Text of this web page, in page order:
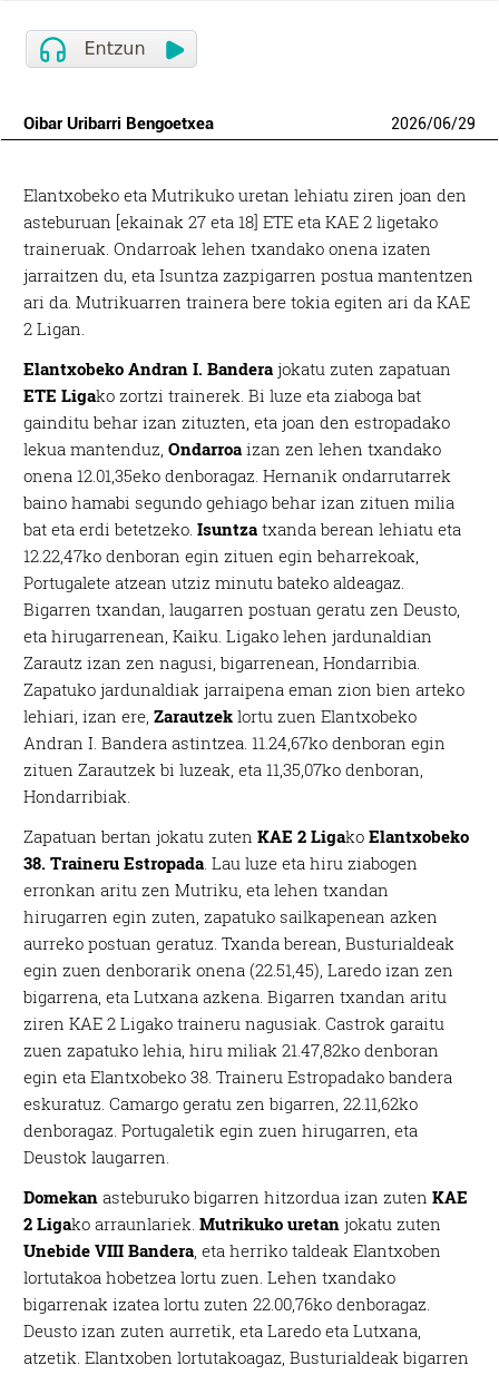
Oibar Uribarri Bengoetxea 2026/06/29
Elantxobeko eta Mutrikuko uretan lehiatu ziren joan den
asteburuan [ekainak 27 eta 18] ETE eta KAE 2 ligetako
traineruak. Ondarroak lehen txandako onena izaten
jarraitzen du, eta Isuntza zazpigarren postua mantentzen
ari da. Mutrikuarren trainera bere tokia egiten ari da KAE
2 Ligan.
Elantxobeko Andran I. Bandera jokatu zuten zapatuan
ETE Ligako zortzi trainerek. Bi luze eta ziaboga bat
gainditu behar izan zituzten, eta joan den estropadako
lekua mantenduz,Ondarroa izan zen lehen txandako
onena 12.01,35eko denboragaz. Hernanik ondarrutarrek
baino hamabi segundo gehiago behar izan zituen milia
bat eta erdi betetzeko.Isuntza txanda berean lehiatu eta
12.22,47ko denboran egin zituen egin beharrekoak,
Portugalete atzean utziz minutu bateko aldeagaz.
Bigarren txandan, laugarren postuan geratu zen Deusto,
eta hirugarrenean, Kaiku. Ligako lehen jardunaldian
Zarautz izan zen nagusi, bigarrenean, Hondarribia.
Zapatuko jardunaldiak jarraipena eman zion bien arteko
lehiari, izan ere,Zarautzek lortu zuen Elantxobeko
Andran I. Bandera astintzea. 11.24,67ko denboran egin
zituen Zarautzek bi luzeak, eta 11,35,07ko denboran,
Hondarribiak.
Zapatuan bertan jokatu zutenKAE 2 LigakoElantxobeko
38. Traineru Estropada. Lau luze eta hiru ziabogen
erronkan aritu zen Mutriku, eta lehen txandan
hirugarren egin zuten, zapatuko sailkapenean azken
aurreko postuan geratuz. Txanda berean, Busturialdeak
egin zuen denborarik onena (22.51,45), Laredo izan zen
bigarrena, eta Lutxana azkena. Bigarren txandan aritu
ziren KAE 2 Ligako traineru nagusiak. Castrok garaitu
zuen zapatuko lehia, hiru miliak 21.47,82ko denboran
egin eta Elantxobeko 38. Traineru Estropadako bandera
eskuratuz. Camargo geratu zen bigarren, 22.11,62ko
denboragaz. Portugaletik egin zuen hirugarren, eta
Deustok laugarren.
Domekan asteburuko bigarren hitzordua izan zutenKAE
2 Ligako arraunlariek.Mutrikuko uretan jokatu zuten
Unebide VIII Bandera, eta herriko taldeak Elantxoben
lortutakoa hobetzea lortu zuen. Lehen txandako
bigarrenak izatea lortu zuten 22.00,76ko denboragaz.
Deusto izan zuten aurretik, eta Laredo eta Lutxana,
atzetik. Elantxoben lortutakoagaz, Busturialdeak bigarren